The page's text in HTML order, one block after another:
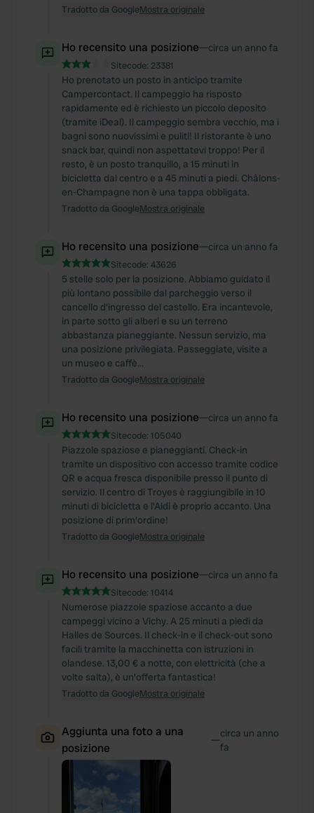
Tradotto da GoogleMostra originale
Ho recensito una posizione—circa un anno fa
Sitecode: 23381
Ho prenotato un posto in anticipo tramite
Campercontact. Il campeggio ha risposto
rapidamente ed è richiesto un piccolo deposito
(tramite iDeal). Il campeggio sembra vecchio, ma i
bagni sono nuovissimi e puliti! Il ristorante è uno
snack bar, quindi non aspettatevi troppo! Per il
resto, è un posto tranquillo, a 15 minuti in
bicicletta dal centro e a 45 minuti a piedi. Châlons-
en-Champagne non è una tappa obbligata.
Tradotto da GoogleMostra originale
Ho recensito una posizione—circa un anno fa
Sitecode: 43626
5 stelle solo per la posizione. Abbiamo guidato il
più lontano possibile dal parcheggio verso il
cancello d'ingresso del castello. Era incantevole,
in parte sotto gli alberi e su un terreno
abbastanza pianeggiante. Nessun servizio, ma
una posizione privilegiata. Passeggiate, visite a
un museo e caffè...
Tradotto da GoogleMostra originale
Ho recensito una posizione—circa un anno fa
Sitecode: 105040
Piazzole spaziose e pianeggianti. Check-in
tramite un dispositivo con accesso tramite codice
QR e acqua fresca disponibile presso il punto di
servizio. Il centro di Troyes è raggiungibile in 10
minuti di bicicletta e l'Aldi è proprio accanto. Una
posizione di prim'ordine!
Tradotto da GoogleMostra originale
Ho recensito una posizione—circa un anno fa
Sitecode: 10414
Numerose piazzole spaziose accanto a due
campeggi vicino a Vichy. A 25 minuti a piedi da
Halles de Sources. Il check-in e il check-out sono
facili tramite la macchinetta con istruzioni in
olandese. 13,00 € a notte, con elettricità (che a
volte salta), è un'offerta fantastica!
Tradotto da GoogleMostra originale
Aggiunta una foto a una
posizione
—circa un anno
fa